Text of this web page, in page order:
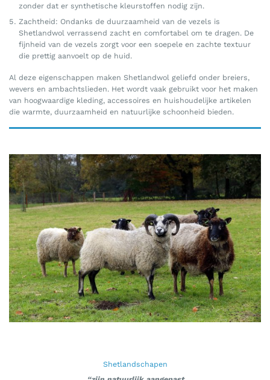
zonder dat er synthetische kleurstoffen nodig zijn.
Zachtheid: Ondanks de duurzaamheid van de vezels is
Shetlandwol verrassend zacht en comfortabel om te dragen. De
fijnheid van de vezels zorgt voor een soepele en zachte textuur
die prettig aanvoelt op de huid.
Al deze eigenschappen maken Shetlandwol geliefd onder breiers,
wevers en ambachtslieden. Het wordt vaak gebruikt voor het maken
van hoogwaardige kleding, accessoires en huishoudelijke artikelen
die warmte, duurzaamheid en natuurlijke schoonheid bieden.
Shetlandschapen